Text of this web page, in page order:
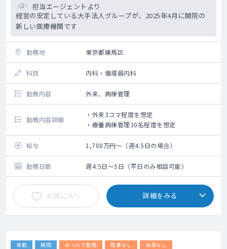
担当エージェントより
経営の安定している大手法人グループが、2025年4月に開院の
新しい医療機関です
勤務地 東京都練馬区
科目 内科・循環器内科
勤務内容 外来、病棟管理
勤務内容詳細
・外来3コマ程度を想定
・療養病棟管理30名程度を想定
給与 1,700万円～（週4.5日の場合）
勤務日数 週4.5日～5日（平日のみ相談可能）
お気に入り 詳細をみる
常勤 病院 ゆったり勤務 残業なし
当直なし